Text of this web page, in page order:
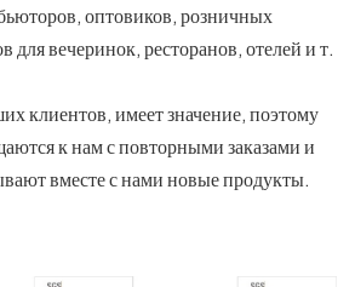
оптовиков, розничных
для вечеринок, ресторанов, отелей и т.
клиентов, имеет значение, поэтому
к нам с повторными заказами и
вместе с нами новые продукты.